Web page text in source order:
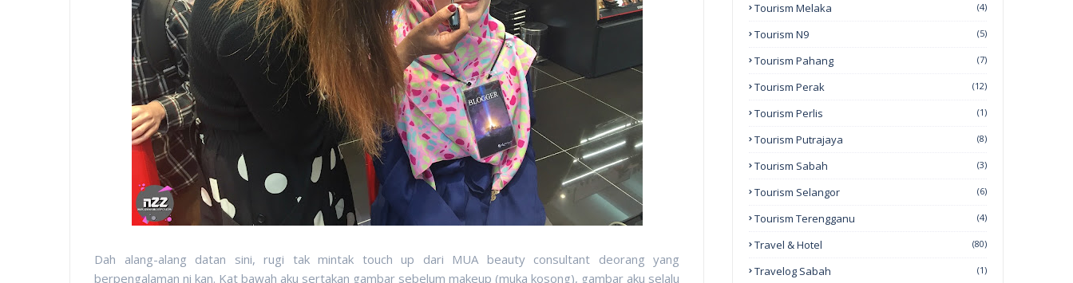
Dah alang-alang datan sini, rugi tak mintak touch up dari MUA beauty consultant deorang yang
berpengalaman ni kan. Kat bawah aku sertakan gambar sebelum makeup (muka kosong), gambar aku selalu
Tourism Melaka (4)
Tourism N9 (5)
Tourism Pahang (7)
Tourism Perak (12)
Tourism Perlis (1)
Tourism Putrajaya (8)
Tourism Sabah (3)
Tourism Selangor (6)
Tourism Terengganu (4)
Travel & Hotel (80)
Travelog Sabah (1)